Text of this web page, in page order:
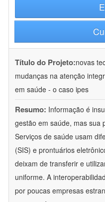
Título do Projeto:novas
mudanças na atenção
em saúde - o caso ipes
Resumo: Informação é
gestão em saúde, mas sua
Serviços de saúde usam
(SIS) e prontuários
deixam de transferir e
uniforme. A
por poucas empresas